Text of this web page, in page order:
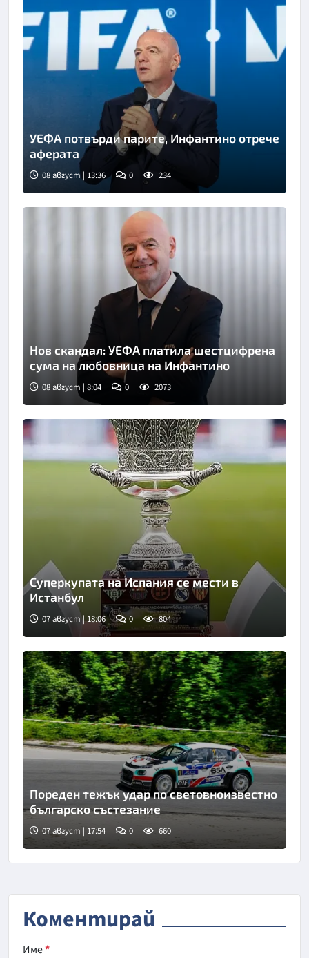
УЕФА потвърди парите, Инфантино отрече
аферата
08 август | 13:36 0 234
Нов скандал: УЕФА платила шестцифрена
сума на любовница на Инфантино
08 август | 8:04 0 2073
Снимка: X/Twitter
Суперкупата на Испания се мести в
Истанбул
07 август | 18:06 0 804
Пореден тежък удар по световноизвестно
българско състезание
07 август | 17:54 0 660
Коментирай
Име*